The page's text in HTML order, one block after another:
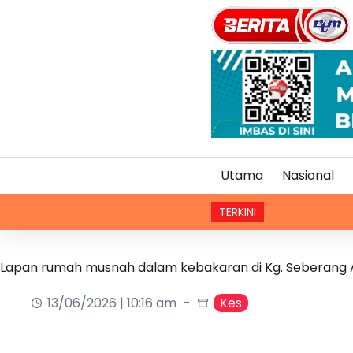
Utama Nasional
TERKINI
Lapan rumah musnah dalam kebakaran di Kg. Seberang
13/06/2026 | 10:16 am
Kes